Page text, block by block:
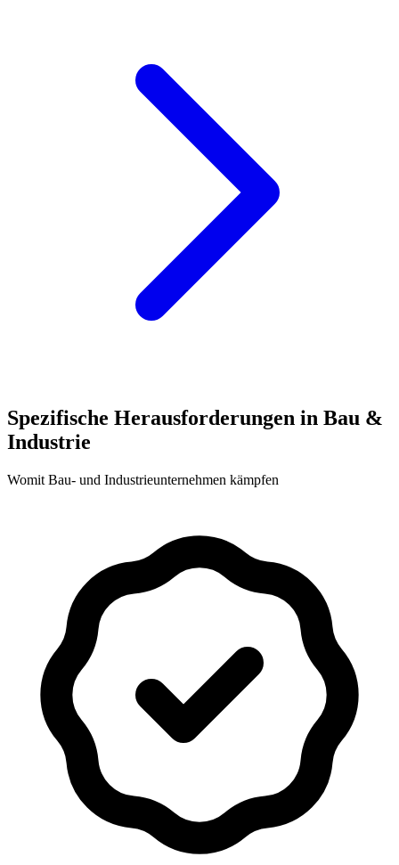
Spezifische Herausforderungen in Bau &
Industrie
Womit Bau- und Industrieunternehmen kämpfen